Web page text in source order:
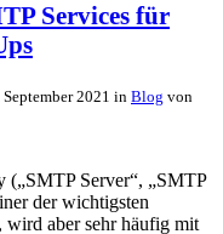
Services für
2021 in Blog von
(„SMTP Server“, „SMTP
der wichtigsten
wird aber sehr häufig mit